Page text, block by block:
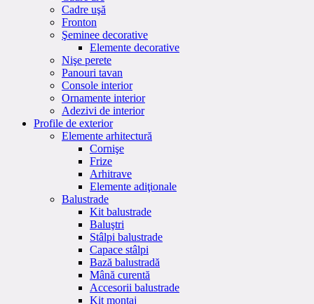
Cadre uşă
Fronton
Şeminee decorative
Elemente decorative
Nişe perete
Panouri tavan
Console interior
Ornamente interior
Adezivi de interior
Profile de exterior
Elemente arhitectură
Cornişe
Frize
Arhitrave
Elemente adiţionale
Balustrade
Kit balustrade
Baluştri
Stâlpi balustrade
Capace stâlpi
Bază balustradă
Mână curentă
Accesorii balustrade
Kit montaj